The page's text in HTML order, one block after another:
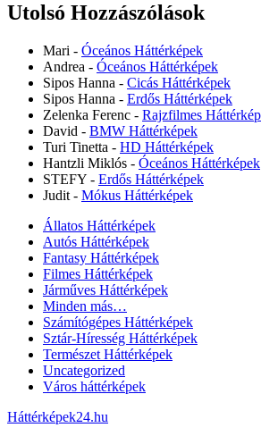
Utolsó Hozzászólások
Mari - Óceános Háttérképek
Andrea - Óceános Háttérképek
Sipos Hanna - Cicás Háttérképek
Sipos Hanna - Erdős Háttérképek
Zelenka Ferenc - Rajzfilmes
David - BMW Háttérképek
Turi Tinetta - HD Háttérképek
Hantzli Miklós - Óceános Háttérképek
STEFY - Erdős Háttérképek
Judit - Mókus Háttérképek
Állatos Háttérképek
Autós Háttérképek
Fantasy Háttérképek
Filmes Háttérképek
Járműves Háttérképek
Minden más…
Számítógépes Háttérképek
Sztár-Híresség Háttérképek
Természet Háttérképek
Uncategorized
Város háttérképek
Háttérképek24.hu